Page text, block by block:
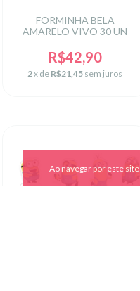
Ao navegar por este site
FORMINHA BELA
AMARELO VIVO 30 UN
R$42,90
2x de R$21,45 sem juros